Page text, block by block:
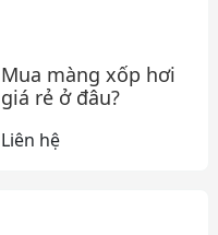
Mua màng xốp hơi
giá rẻ ở đâu?
Liên hệ